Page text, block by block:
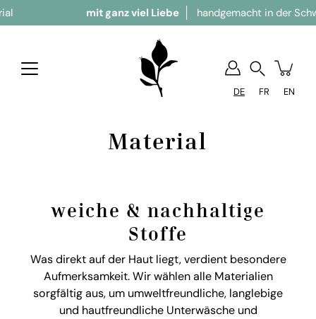
mit ganz viel Liebe handgemacht in der Schweiz
DE FR EN
Material
weiche & nachhaltige
Stoffe
Was direkt auf der Haut liegt, verdient besondere
Aufmerksamkeit. Wir wählen alle Materialien
sorgfältig aus, um umweltfreundliche, langlebige
und hautfreundliche Unterwäsche und